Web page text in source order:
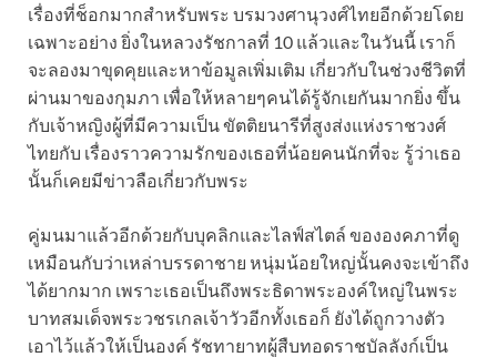
เรื่องที่ช็อกมากสำหรับพระ บรมวงศานุวงศ์ไทยอีกด้วยโดย
เฉพาะอย่าง ยิ่งในหลวงรัชกาลที่ 10 แล้วและในวันนี้ เราก็
จะลองมาขุดคุยและหาข้อมูลเพิ่มเติม เกี่ยวกับในช่วงชีวิตที่
ผ่านมาของกุมภา เพื่อให้หลายๆคนได้รู้จักเยกันมากยิ่ง ขึ้น
กับเจ้าหญิงผู้ที่มีความเป็น ขัตติยนารีที่สูงส่งแห่งราชวงศ์
ไทยกับ เรื่องราวความรักของเธอที่น้อยคนนักที่จะ รู้ว่าเธอ
นั้นก็เคยมีข่าวลือเกี่ยวกับพระ
คู่มนมาแล้วอีกด้วยกับบุคลิกและไลฟ์สไตล์ ขององคภาที่ดู
เหมือนกับว่าเหล่าบรรดาชาย หนุ่มน้อยใหญ่นั้นคงจะเข้าถึง
ได้ยากมาก เพราะเธอเป็นถึงพระธิดาพระองค์ใหญ่ในพระ
บาทสมเด็จพระวชรเกลเจ้าวัวอีกทั้งเธอก็ ยังได้ถูกวางตัว
เอาไว้แล้วให้เป็นองค์ รัชทายาทผู้สืบทอดราชบัลลังก์เป็น